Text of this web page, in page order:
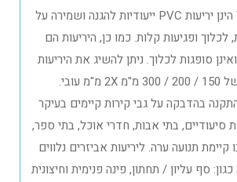
WG 154-204-304 הינן יריעות PVC ייעודיות להגנה ושמירה על
לכלוך ופגיעות קלות. כמו כן, היריעות הם
סופגות לכלוך. ניתן להשיג את היריעות
ברוחבים משתנים של 150 / 200 / 300 מ"מ 2X מ"מ עובי.
בהדבקה על גבי קירות קיימים בעיקר
סיעודיים, בתי אבות, חדרי אוכל, בתי ספר,
תנועה ערה. ליריעות אביזרים נלווים
סף עליון / תחתון, פינה פנימית וחיצונית